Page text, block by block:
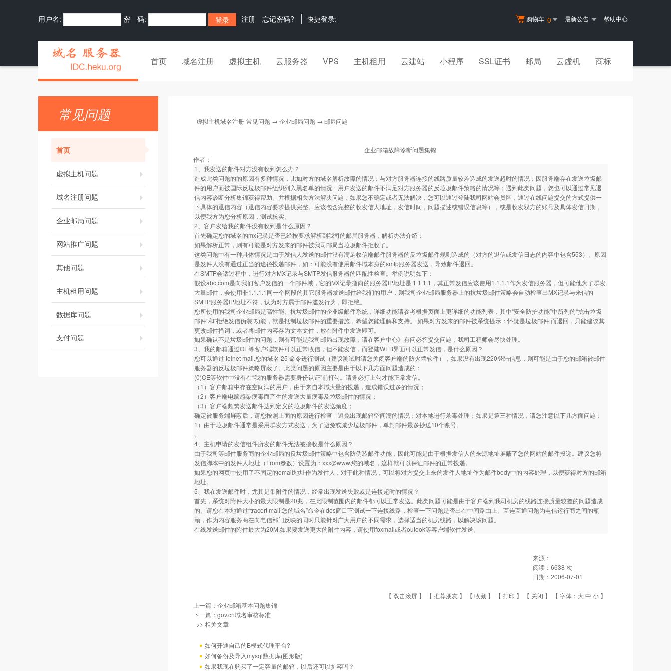
购物车 0 最新公告 帮助中心
用户名: 密 码: 注册 忘记密码? 快捷登录:
首页 域名注册 虚拟主机 云服务器 VPS 主机租用 云建站 小程序 SSL证书 邮局 云虚机 商标
常见问题
首页
虚拟主机问题
域名注册问题
企业邮局问题
网站推广问题
其他问题
主机租用问题
数据库问题
支付问题
虚拟主机域名注册-常见问题 → 企业邮局问题 → 邮局问题
企业邮箱故障诊断问题集锦
作者：
1、我发送的邮件对方没有收到怎么办？
造成此类问题的的原因有多种情况，比如对方的域名解析故障的情况；与对方服务器连接的线路质量较差造成的发送超时的情况；因服务端存在发送垃圾邮
件的用户而被国际反垃圾邮件组织列入黑名单的情况；用户发送的邮件不满足对方服务器的反垃圾邮件策略的情况等；遇到此类问题，您也可以通过常见退
信内容诊断分析集锦获得帮助。并根据相关方法解决问题，如果您不确定或者无法解决，您可以通过登陆我司网站会员区，通过在线问题提交的方式提供一
下具体的退信内容（退信内容要求提供完整。应该包含完整的收发信人地址，发信时间，问题描述或错误信息等），或是收发双方的账号及具体发信日期，
以便我方为您分析原因，测试核实。
2、客户发给我的邮件没有收到是什么原因？
首先确定您的域名的mx记录是否已经按要求解析到我司的邮局服务器，解析办法介绍：
如果解析正常，则有可能是对方发来的邮件被我司邮局当垃圾邮件拒收了。
这类问题中有一种具体情况是由于发信人发送的邮件没有满足收信端邮件服务器的反垃圾邮件规则造成的（对方的退信或发信日志的内容中包含553）。原因
是发件人没有通过正当的途径投递邮件，如：可能没有使用邮件域本身的smtp服务器发送，导致邮件退回。
在SMTP会话过程中，进行对方MX记录与SMTP发信服务器的匹配性检查。举例说明如下：
假设abc.com是向我们客户发信的一个邮件域，它的MX记录指向的服务器IP地址是 1.1.1.1，其正常发信应该使用1.1.1.1作为发信服务器，但可能他为了群发
大量邮件，会使用非1.1.1.1同一个网段的其它服务器发送邮件给我们的用户，则我司企业邮局服务器上的抗垃圾邮件策略会自动检查出MX记录与来信的
SMTP服务器IP地址不符，认为对方属于邮件滥发行为，即拒绝。
您所使用的我司企业邮局是高性能、抗垃圾邮件的企业级邮件系统，详细功能请参考根据页面上更详细的功能列表，其中“安全防护功能”中所列的“抗击垃圾
邮件”和“拒绝发信伪装”功能，就是抵制垃圾邮件的重要措施，希望您能理解和支持。 如果对方发来的邮件被系统提示：怀疑是垃圾邮件 而退回，只能建议其
更改邮件措词，或者将邮件内容存为文本文件，放在附件中发送即可。
如果确认不是垃圾邮件的问题，则有可能是我司邮局出现故障，请在客户中心》有问必答提交问题，我司工程师会尽快处理。
3、我的邮箱通过OE等客户端软件可以正常收信，但不能发信，而登陆WEB界面可以正常发信，是什么原因？
您可以通过 telnet mail.您的域名 25 命令进行测试（建议测试时请您关闭客户端的防火墙软件），如果没有出现220登陆信息，则可能是由于您的邮箱被邮件
服务器的反垃圾邮件策略屏蔽了。此类问题的原因主要是由于以下几方面问题造成的：
(0)OE等软件中没有在“我的服务器需要身份认证”前打勾。请务必打上勾才能正常发信。
（1）客户邮箱中存在空间满的用户，由于来自本域大量的投递，造成错误过多的情况；
（2）客户端电脑感染病毒而产生的发送大量病毒及垃圾邮件的情况；
（3）客户端频繁发送邮件达到定义的垃圾邮件的发送频度；
确定被服务端屏蔽后，请您按照上面的原因进行检查，避免出现邮箱空间满的情况；对本地进行杀毒处理；如果是第三种情况，请您注意以下几方面问题：
1）由于垃圾邮件通常是采用群发方式发送，为了避免或减少垃圾邮件，单封邮件最多抄送10个账号。
。
4、主机申请的发信组件所发的邮件无法被接收是什么原因？
由于我司等邮件服务商的企业邮局的反垃圾邮件策略中包含防伪装邮件功能，因此可能是由于根据发信人的来源地址屏蔽了您的网站的邮件投递。建议您将
发信脚本中的发件人地址（From参数）设置为： xxx@www.您的域名，这样就可以保证邮件的正常投递。
如果您的网页中使用了不固定的email地址作为发件人，对于此种情况，可以将对方提交上来的发件人地址作为邮件body中的内容处理，以便获得对方的邮箱
地址。
5、我在发送邮件时，尤其是带附件的情况，经常出现发送失败或是连接超时的情况？
首先，系统对附件大小的最大限制是20兆，在此限制范围内的邮件都可以正常发送。此类问题可能是由于客户端到我司机房的线路连接质量较差的问题造成
的。请您在本地通过“tracert mail.您的域名”命令在dos窗口下测试一下连接线路，检查一下问题是否出在中间路由上。互连互通问题为电信运行商之间的瓶
颈，作为内容服务商在向电信部门反映的同时只能针对广大用户的不同需求，选择适当的机房线路，以解决该问题。
在线发送邮件的附件最大为20M,如果要发送更大的附件内容，请使用foxmail或者outook等客户端软件发送。
来源：
阅读： 6638 次
日期： 2006-07-01
【 双击滚屏 】 【 推荐朋友 】 【 收藏 】 【 打印 】 【 关闭 】 【 字体： 大中 小 】
上一篇： 企业邮箱基本问题集锦
下一篇： gov.cn域名审核标准
>> 相关文章
如何开通自己的B模式代理平台?
如何备份及导入mysql数据库(图形版)
如果我现在购买了一定容量的邮箱，以后还可以扩容吗？